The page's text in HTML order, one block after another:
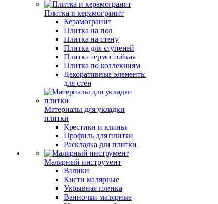
Плитка и керамогранит
Керамогранит
Плитка на пол
Плитка на стену
Плитка для ступеней
Плитка термостойкая
Плитка по коллекциям
Декоративные элементы
для стен
Материалы для укладки
плитки
Крестики и клинья
Профиль для плитки
Раскладка для плитки
Малярный инструмент
Валики
Кисти малярные
Укрывная пленка
Ванночки малярные